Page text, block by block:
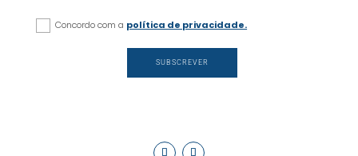
Concordo com a política de privacidade.
SUBSCREVER